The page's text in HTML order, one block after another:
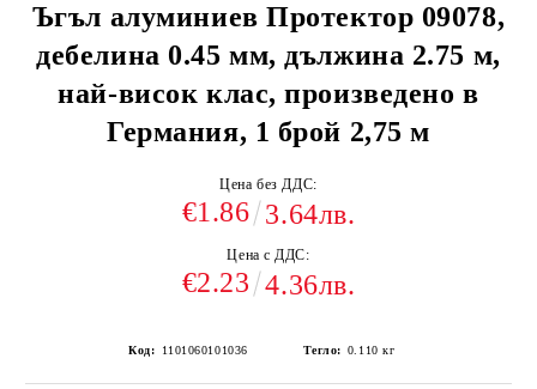
Ъгъл алуминиев Протектор 09078,
дебелина 0.45 мм, дължина 2.75 м,
най-висок клас, произведено в
Германия, 1 брой 2,75 м
Цена без ДДС:
€1.86 3.64лв.
Цена с ДДС:
€2.23 4.36лв.
Код: 1101060101036 Тегло: 0.110 кг